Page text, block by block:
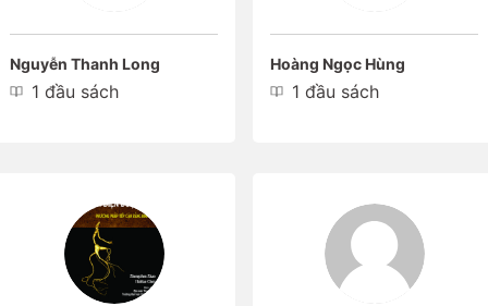
Nguyễn Thanh Long
1 đầu sách
Hoàng Ngọc Hùng
1 đầu sách